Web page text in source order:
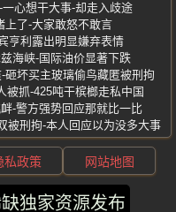
心想干大事-却走入歧途
上了-大家敢怒不敢言
亨利露出明显嫌弃表情
海峡-国际油价显著下跌
坏买主玻璃偷鸟藏匿被刑拘
被抓-425吨干槟榔走私中国
-警方强势回应那就比一比
被刑拘-本人回应以为没多大事
独家资源发布
私政策 网站地图
保留所有权利